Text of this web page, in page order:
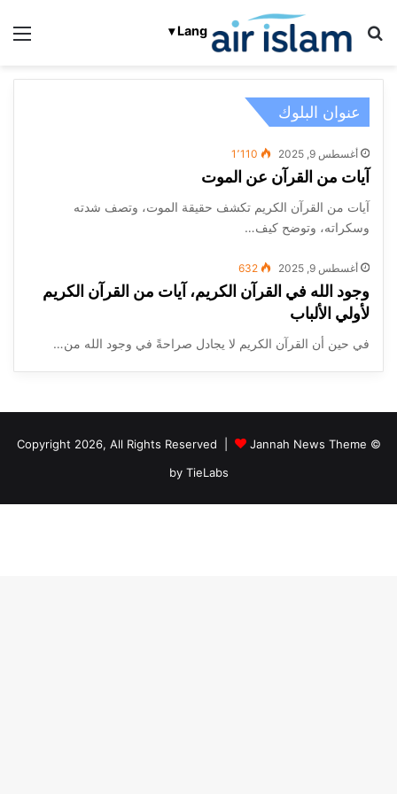
Lang ▾ بحث عن
عنوان البلوك
أغسطس 9, 2025 1٬110
آيات من القرآن عن الموت
آيات من القرآن الكريم تكشف حقيقة الموت، وتصف شدته
وسكراته، وتوضح كيف…
أغسطس 9, 2025 632
وجود الله في القرآن الكريم، آيات من القرآن الكريم
لأولي الألباب
في حين أن القرآن الكريم لا يجادل صراحةً في وجود الله من…
© Copyright 2026, All Rights Reserved |
Jannah News Theme
by TieLabs